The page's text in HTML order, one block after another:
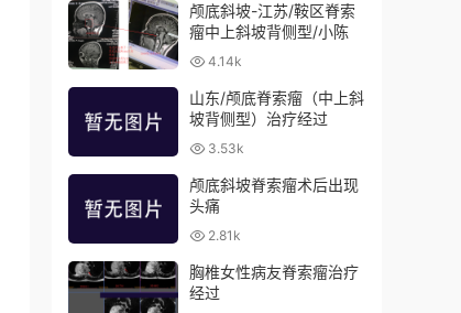
颅底斜坡-江苏/鞍区脊索
瘤中上斜坡背侧型/小陈
4.14k
山东/颅底脊索瘤（中上斜
坡背侧型）治疗经过
3.53k
颅底斜坡脊索瘤术后出现
头痛
2.81k
胸椎女性病友脊索瘤治疗
经过